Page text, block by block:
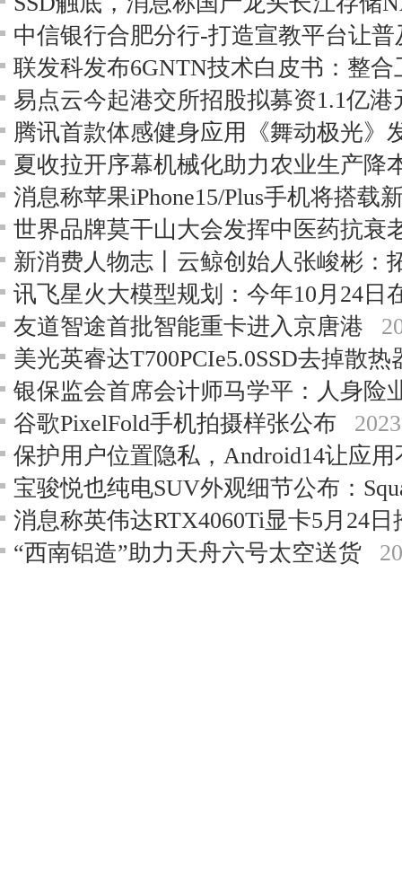
中信银行合肥分行-打造宣教平台让普
易点云今起港交所招股拟募资1.1亿港
腾讯首款体感健身应用《舞动极光》
夏收拉开序幕机械化助力农业生产降
消息称苹果iPhone15/Plus手机将搭载
友道智途首批智能重卡进入京唐港
谷歌PixelFold手机拍摄样张公布
保护用户位置隐私，Android14让应
消息称英伟达RTX4060Ti显卡5月24日
“西南铝造”助力天舟六号太空送货